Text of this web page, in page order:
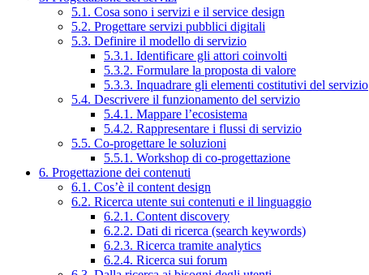
5.1. Cosa sono i servizi e il service design
5.2. Progettare servizi pubblici digitali
5.3. Definire il modello di servizio
5.3.1. Identificare gli attori coinvolti
5.3.2. Formulare la proposta di valore
5.3.3. Inquadrare gli elementi costitutivi del servizio
5.4. Descrivere il funzionamento del servizio
5.4.1. Mappare l’ecosistema
5.4.2. Rappresentare i flussi di servizio
5.5. Co-progettare le soluzioni
5.5.1. Workshop di co-progettazione
6. Progettazione dei contenuti
6.1. Cos’è il content design
6.2. Ricerca utente sui contenuti e il linguaggio
6.2.1. Content discovery
6.2.2. Dati di ricerca (search keywords)
6.2.3. Ricerca tramite analytics
6.2.4. Ricerca sui forum